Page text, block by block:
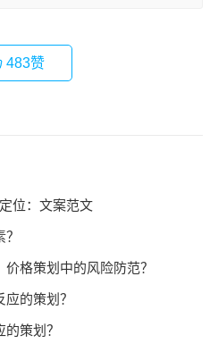
483赞
位：文案范文
格策划中的风险防范？
的策划？
策划？